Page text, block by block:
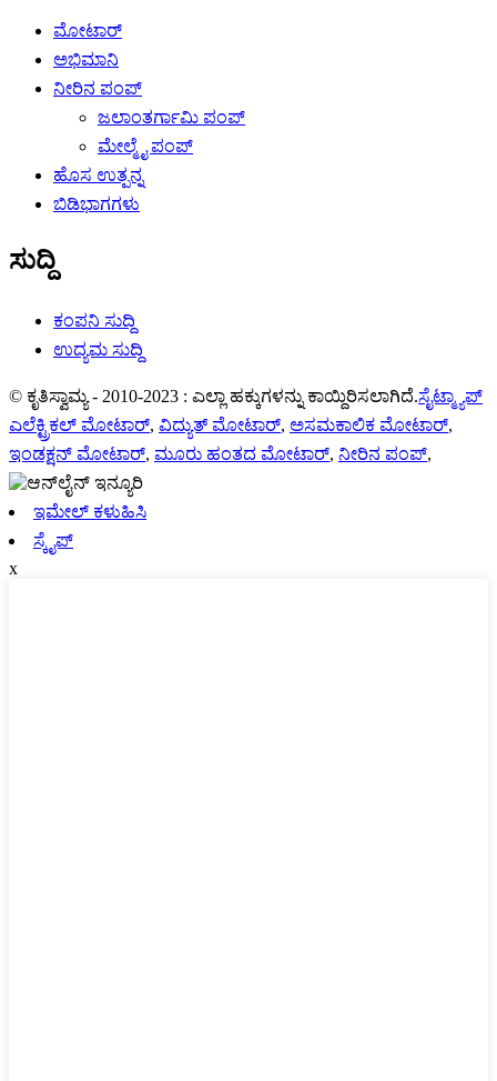
ಮೋಟಾರ್
ಅಭಿಮಾನಿ
ನೀರಿನ ಪಂಪ್
ಜಲಾಂತರ್ಗಾಮಿ ಪಂಪ್
ಮೇಲ್ಮೈ ಪಂಪ್
ಹೊಸ ಉತ್ಪನ್ನ
ಬಿಡಿಭಾಗಗಳು
ಸುದ್ದಿ
ಕಂಪನಿ ಸುದ್ದಿ
ಉದ್ಯಮ ಸುದ್ದಿ
© ಕೃತಿಸ್ವಾಮ್ಯ - 2010-2023 : ಎಲ್ಲಾ ಹಕ್ಕುಗಳನ್ನು ಕಾಯ್ದಿರಿಸಲಾಗಿದೆ.ಸೈಟ್ಮ್ಯಾಪ್
ಎಲೆಕ್ಟ್ರಿಕಲ್ ಮೋಟಾರ್, ವಿದ್ಯುತ್ ಮೋಟಾರ್, ಅಸಮಕಾಲಿಕ ಮೋಟಾರ್,
ಇಂಡಕ್ಷನ್ ಮೋಟಾರ್, ಮೂರು ಹಂತದ ಮೋಟಾರ್, ನೀರಿನ ಪಂಪ್,
ಇಮೇಲ್ ಕಳುಹಿಸಿ
ಸ್ಕೈಪ್
x